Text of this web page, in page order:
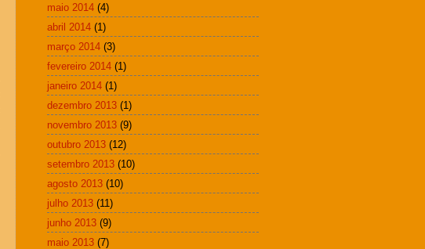
maio 2014 (4)
abril 2014 (1)
março 2014 (3)
fevereiro 2014 (1)
janeiro 2014 (1)
dezembro 2013 (1)
novembro 2013 (9)
outubro 2013 (12)
setembro 2013 (10)
agosto 2013 (10)
julho 2013 (11)
junho 2013 (9)
maio 2013 (7)